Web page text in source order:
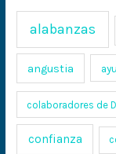
alabanzas
angustia
colaboradores de
confianza